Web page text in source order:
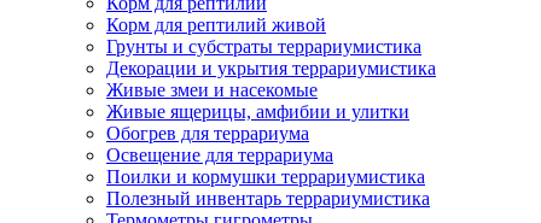
Корм для рептилий живой
Грунты и субстраты террариумистика
Декорации и укрытия террариумистика
Живые змеи и насекомые
Живые ящерицы, амфибии и улитки
Обогрев для террариума
Освещение для террариума
Поилки и кормушки террариумистика
Полезный инвентарь террариумистика